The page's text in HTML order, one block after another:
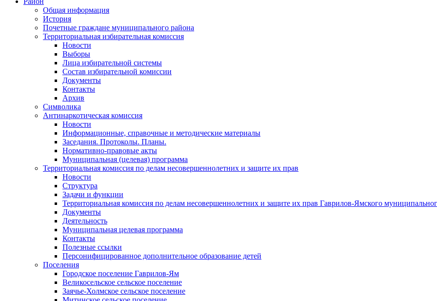
Общая информация
История
Почетные граждане муниципального района
Территориальная избирательная комиссия
Новости
Выборы
Лица избирательной системы
Состав избирательной комиссии
Документы
Контакты
Архив
Символика
Антинаркотическая комиссия
Новости
Информационные, справочные и методические материалы
Заседания. Протоколы. Планы.
Нормативно-правовые акты
Муниципальная (целевая) программа
Территориальная комиссия по делам несовершеннолетних и защите их прав
Новости
Структура
Задачи и функции
Территориальная комиссия по делам несовершеннолетних и защите их прав Гаврилов-Ямского
Документы
Деятельность
Муниципальная целевая программа
Контакты
Полезные ссылки
Персонифицированное дополнительное образование детей
Поселения
Городское поселение Гаврилов-Ям
Великосельское сельское поселение
Заячье-Холмское сельское поселение